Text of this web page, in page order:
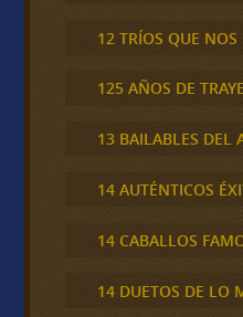
12 TRÍOS QUE
125 AÑOS DE
13 BAILABLES DEL
14 AUTÉNTICOS
14 CABALLOS
14 DUETOS DE LO